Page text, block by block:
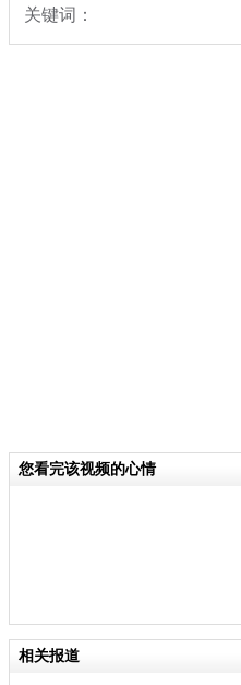
关键词：
您看完该视频的心情
相关报道